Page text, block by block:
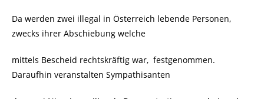
Da werden zwei illegal in Österreich lebende Personen,
zwecks ihrer Abschiebung welche
mittels Bescheid rechtskräftig war, festgenommen.
Daraufhin veranstalten Sympathisanten